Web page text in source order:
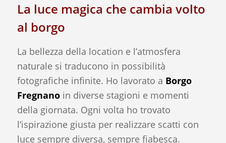
La luce magica che cambia volto
al borgo
La bellezza della location e l’atmosfera
naturale si traducono in possibilità
fotografiche infinite. Ho lavorato a Borgo
Fregnanoin diverse stagioni e momenti
della giornata. Ogni volta ho trovato
l’ispirazione giusta per realizzare scatti con
luce sempre diversa, sempre fiabesca.